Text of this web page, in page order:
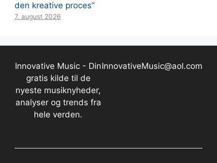
den kreative proces”
7. august 2026
Innovative Music - Din
gratis kilde til de
nyeste musiknyheder,
analyser og trends fra
hele verden.
InnovativeMusic@aol.com